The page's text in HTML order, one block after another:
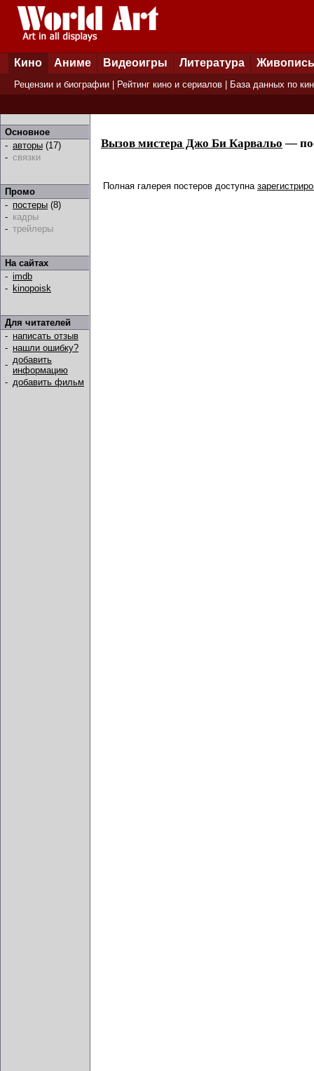
Кино Аниме Видеоигры Литература Живопись
Рецензии и биографии Рейтинг кино и сериалов База данных по
Основное
- авторы (17)
- связки
Промо
- постеры (8)
- кадры
- трейлеры
На сайтах
- imdb
- kinopoisk
Для читателей
- написать отзыв
- нашли ошибку?
- добавить
информацию
- добавить фильм
Вызов мистера Джо Би Карвальо —
Полная галерея постеров доступна